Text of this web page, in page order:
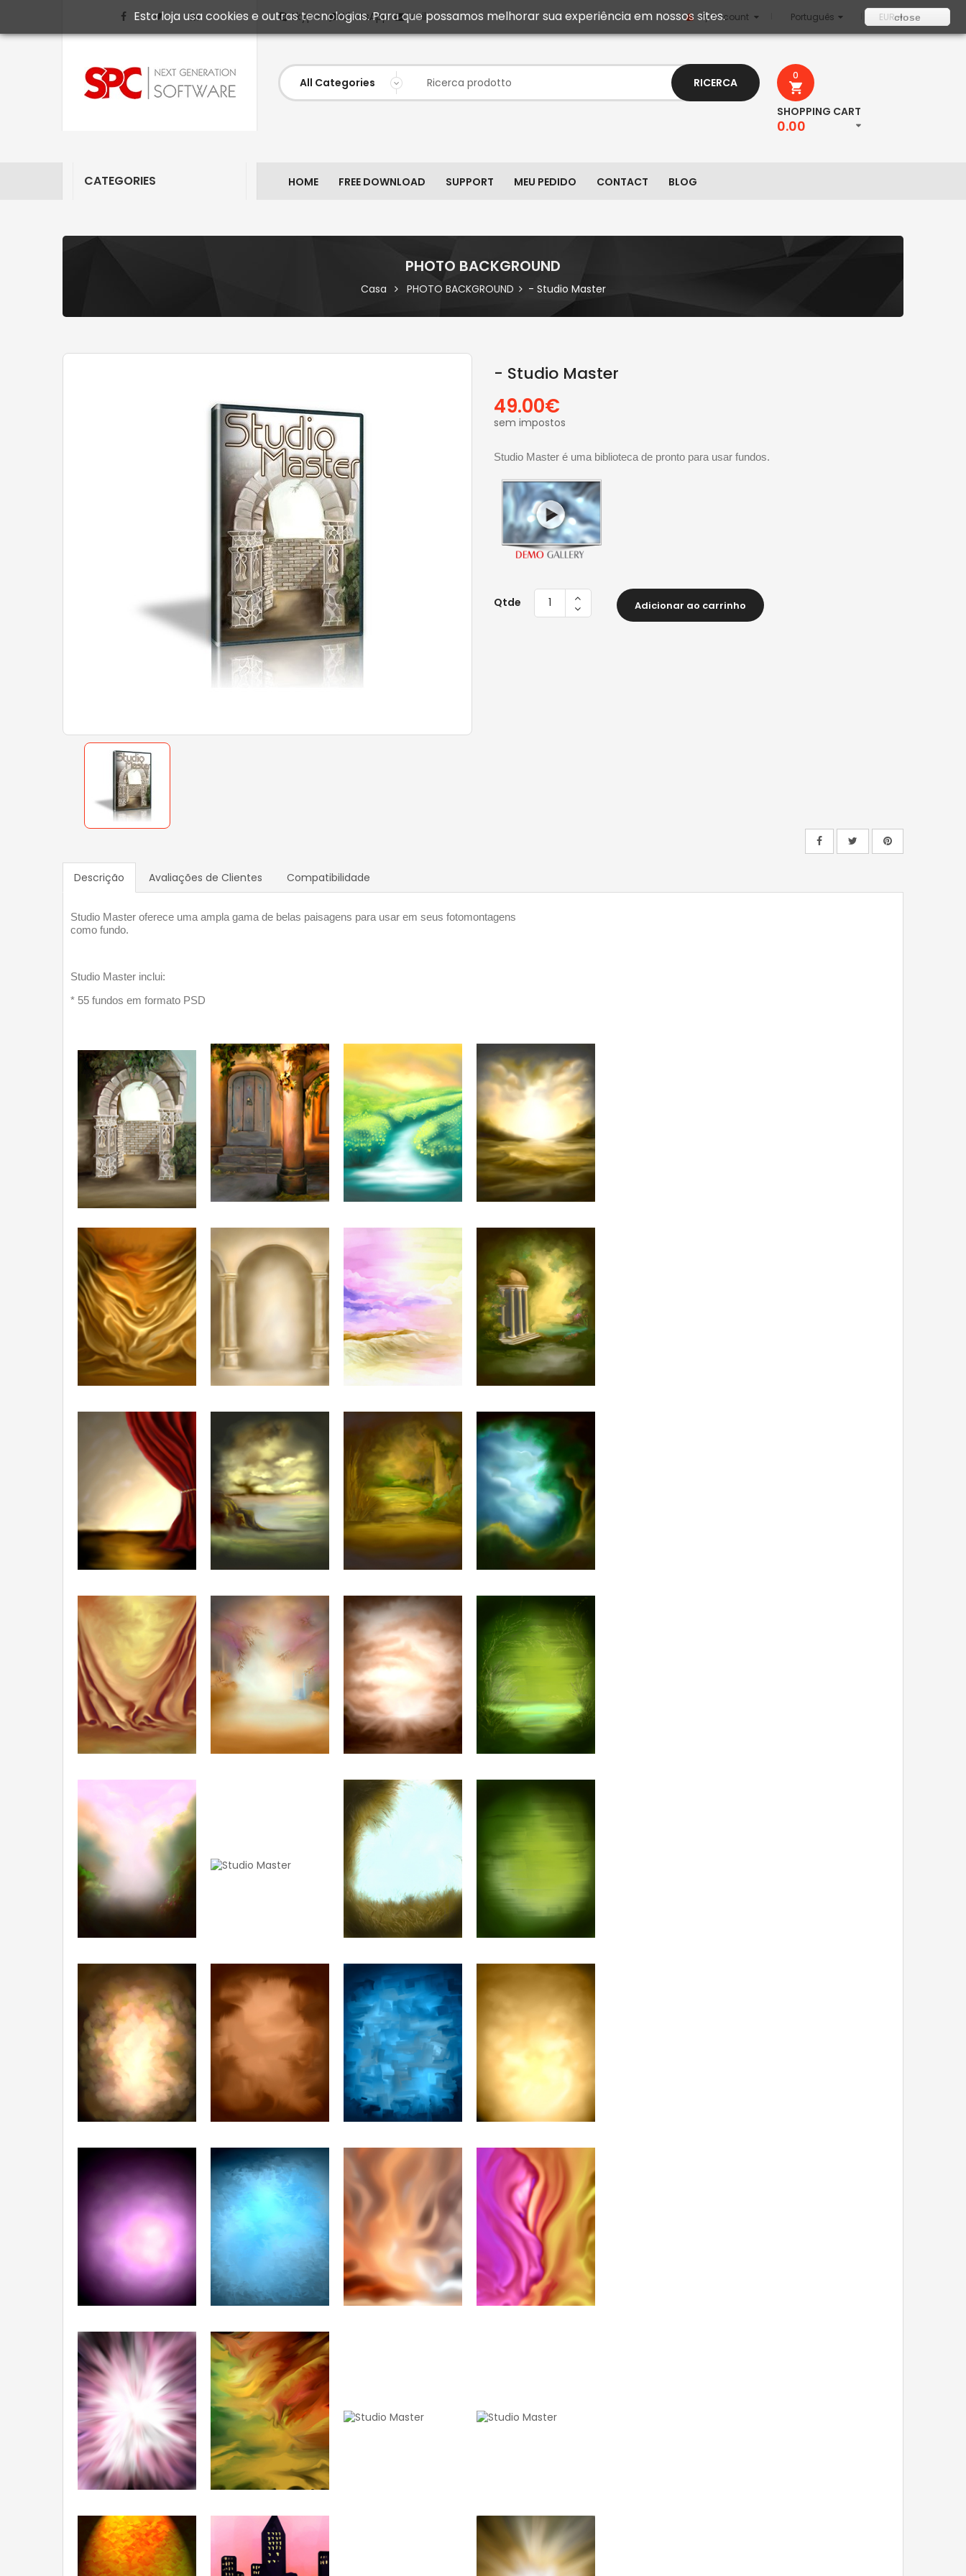
Skype WhatsApp Mail My Account EUR
Português
RICERCA
0
SHOPPING CART
0.00
CATEGORIES HOME FREE DOWNLOAD SUPPORT MEU PEDIDO CONTACT BLOG
PHOTO BACKGROUND
Casa PHOTO BACKGROUND - Studio Master
- Studio Master
49.00€
sem impostos
Studio Master é uma biblioteca de pronto para usar fundos.
Qtde Adicionar ao carrinho
Descrição Avaliações de Clientes Compatibilidade
Studio Master oferece uma ampla gama de belas paisagens para usar em seus fotomontagens
como fundo.
Studio Master inclui:
* 55 fundos em formato PSD
Esta loja usa cookies e outras tecnologias. Para que possamos melhorar sua experiência em nossos sites. close